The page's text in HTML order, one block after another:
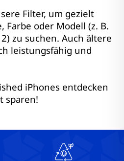
Filter, um gezielt
Farbe oder Modell (z. B.
zu suchen. Auch ältere
leistungsfähig und
iPhones entdecken
sparen!